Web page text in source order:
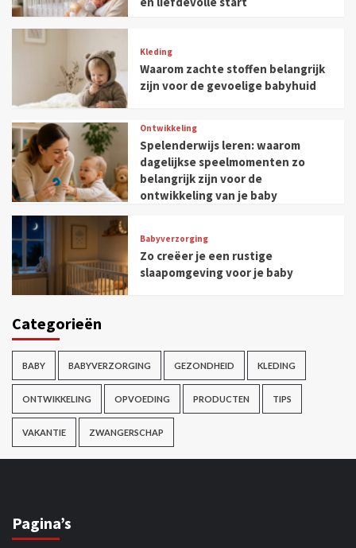
Kleding
Waarom zachte stoffen belangrijk
zijn voor de gevoelige babyhuid
Ontwikkeling
Spelenderwijs leren: waarom
dagelijkse speelmomenten zo
belangrijk zijn voor de
ontwikkeling van je baby
Babyverzorging
Zo creëer je een rustige
slaapomgeving voor je baby
Categorieën
BABY BABYVERZORGING GEZONDHEID KLEDING
ONTWIKKELING OPVOEDING PRODUCTEN TIPS
VAKANTIE ZWANGERSCHAP
Pagina’s